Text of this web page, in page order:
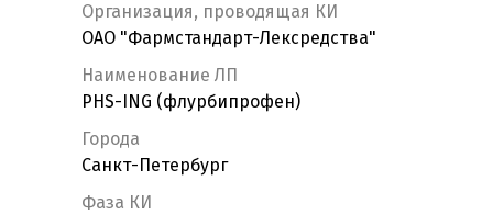
Организация, проводящая КИ
ОАО "Фармстандарт-Лексредства"
Наименование ЛП
PHS-ING (флурбипрофен)
Города
Санкт-Петербург
Фаза КИ